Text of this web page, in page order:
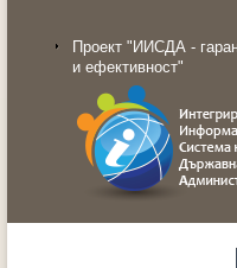
Проект "ИИСДА -
и ефективност"